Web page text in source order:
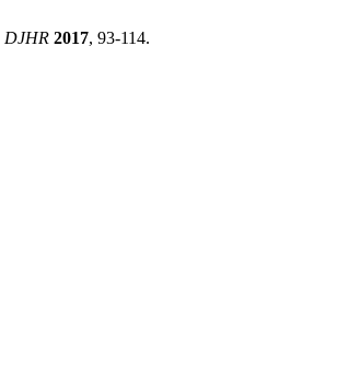
DJHR 2017, 93-114.